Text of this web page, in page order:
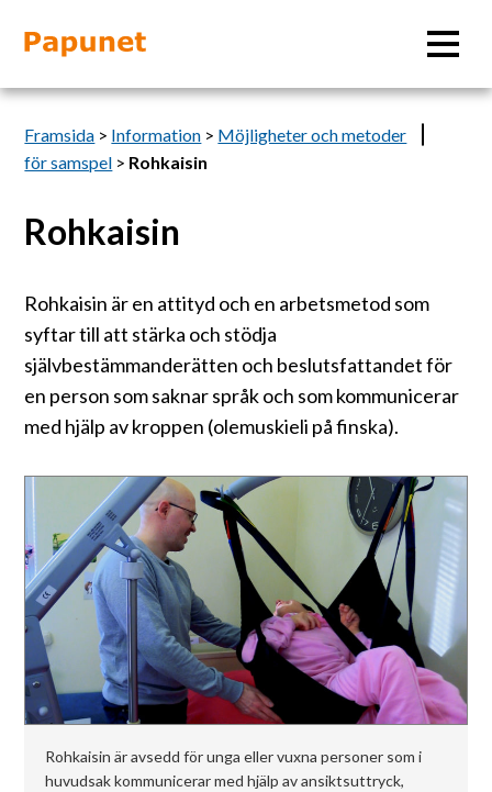
Information
Material
Bildverktyg
Tillgänglighet
Suomeksi
In English
Framsida > Information > Möjligheter och metoder
för samspel > Rohkaisin
Rohkaisin
Rohkaisin är en attityd och en arbetsmetod som
syftar till att stärka och stödja
självbestämmanderätten och beslutsfattandet för
en person som saknar språk och som kommunicerar
med hjälp av kroppen (olemuskieli på finska).
Rohkaisin är avsedd för unga eller vuxna personer som i
huvudsak kommunicerar med hjälp av ansiktsuttryck,